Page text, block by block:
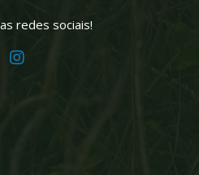
redes sociais!